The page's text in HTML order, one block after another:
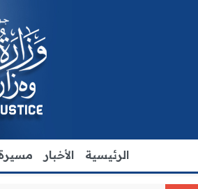
الرئيسية الأخبار مسيرة